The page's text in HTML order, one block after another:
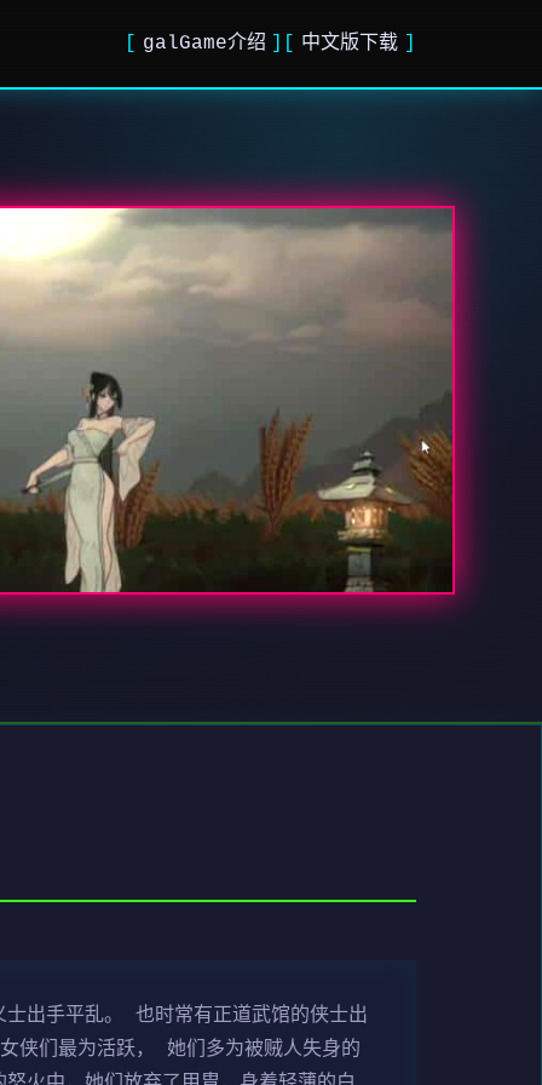
galGame介绍 中文版下载
出手平乱。 也时常有正道武馆的侠士出
侠们最为活跃， 她们多为被贼人失身的